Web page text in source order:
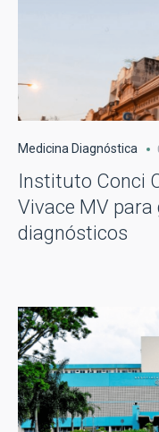
Medicina Diagnóstica
Instituto Conci
Vivace MV
diagnósticos